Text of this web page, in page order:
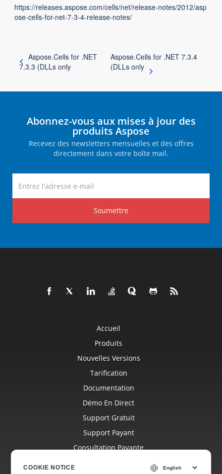
https://releases.aspose.com/cells/net/release-notes/2012/asp
ose-cells-for-net-7-3-4-release-notes/
Aspose.Cells for .NET
7.3.3 (DLLs only
Aspose.Cells for .NET 7.3.4
(DLLs only
Abonnez-vous aux mises à jour des
produits Aspose
Recevez des newsletters mensuelles et des offres
directement dans votre boîte mail.
Soumettre
Accueil
Produits
Nouvelles Versions
Tarification
Documentation
Démo En Direct
Support Gratuit
Support Payant
Consultation Payante
COOKIE NOTICE